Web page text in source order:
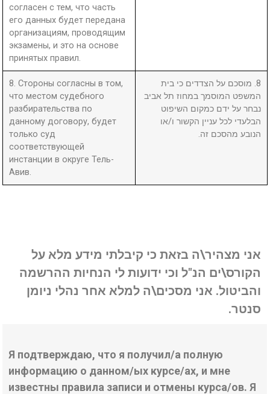
согласен с тем, что часть
его данных будет передана
организациям, проводящим
экзамены, и это на основе
принятых правил.
8. Стороны согласны в том,
что местом судебного
разбирательства по
данному договору, будет
только суд
соответствующей
инстанции в округе Тель-
Авив.
8. מוסכם על הצדדים כי בית
המשפט המוסמך במחוז תל אביב
נבחר על ידם כמקום השיפוט
הבלעדי לכל עניין הקשור ו/או
הנובע מהסכם זה.
אני מצהיר\ה בזאת כי קיבלתי מידע מלא על
הקורס\ים הנ"ל וכי ידועות לי הנחיות ההרשמה
והביטול. אני מסכים\ה למלא אחר נהלי ניומן
סנטר.
Я подтверждаю, что я получил/а полную
информацию о данном/ых курсе/ах, и мне
известны правила записи и отмены курса/ов. Я